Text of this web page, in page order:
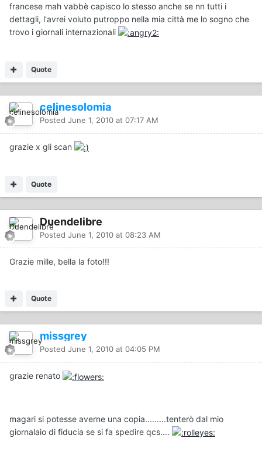
francese mah vabbè capisco lo stesso anche se nn tutti i
dettagli, l'avrei voluto putroppo nella mia città me lo sogno che
trovo i giornali internazionali
Quote
celinesolomia
Posted June 1, 2010 at 07:17 AM
grazie x gli scan
Quote
Duendelibre
Posted June 1, 2010 at 08:23 AM
Grazie mille, bella la foto!!!
Quote
missgrey
Posted June 1, 2010 at 04:05 PM
grazie renato
magari si potesse averne una copia.........tenterò dal mio
giornalaio di fiducia se si fa spedire qcs....